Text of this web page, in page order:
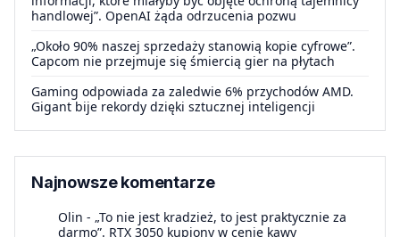
handlowej”. OpenAI żąda odrzucenia pozwu
„Około 90% naszej sprzedaży stanowią kopie cyfrowe”.
Capcom nie przejmuje się śmiercią gier na płytach
Gaming odpowiada za zaledwie 6% przychodów AMD.
Gigant bije rekordy dzięki sztucznej inteligencji
Najnowsze komentarze
Olin - „To nie jest kradzież, to jest praktycznie za
darmo”. RTX 3050 kupiony w cenie kawy